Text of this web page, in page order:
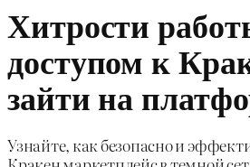
Хитрости
доступом к
зайти на
Узнайте, как безопасно и